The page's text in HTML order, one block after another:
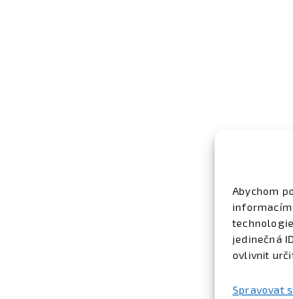
Abychom
informacím
jedinečná
ovlivnit
Spravovat